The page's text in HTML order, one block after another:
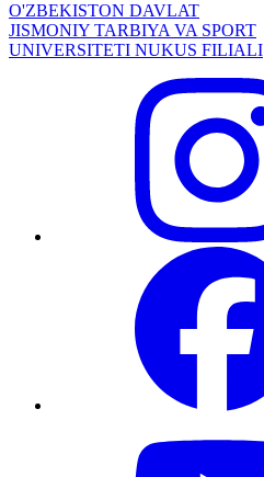
O'ZBEKISTON DAVLAT
JISMONIY TARBIYA VA SPORT
UNIVERSITETI NUKUS FILIALI